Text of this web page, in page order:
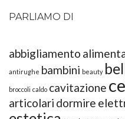
PARLIAMO DI
abbigliamento
antirughe bambini beauty
broccoli caldo cavitazione
articolari dormire